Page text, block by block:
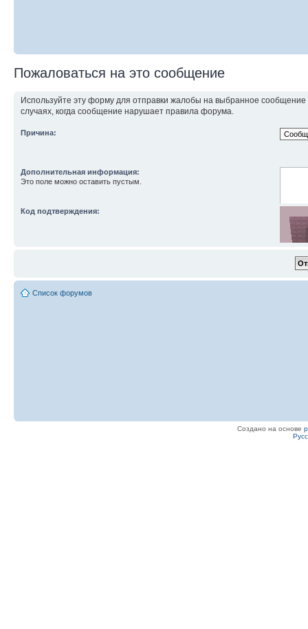
Пожаловаться на это сообщение
Используйте эту форму для отправки жалобы на выбранное
случаях, когда сообщение нарушает правила форума.
Причина:
Дополнительная информация:
Это поле можно оставить пустым.
Код подтверждения:
Список форумов
Создано на основе